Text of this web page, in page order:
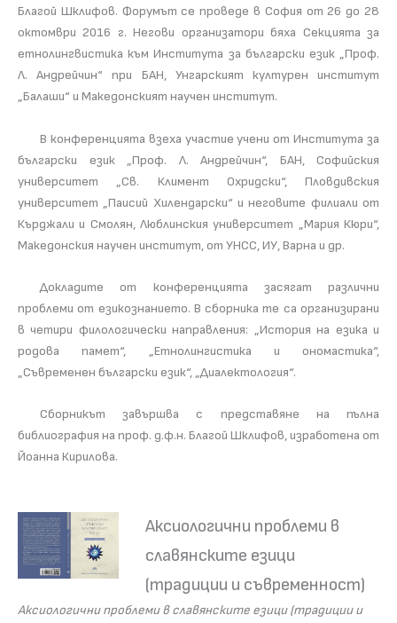
Благой Шклифов. Форумът се проведe в София от 26 до 28
октомври 2016 г. Негови организатори бяха Секцията за
етнолингвистика към Института за български език „Проф.
Л. Андрейчин“ при БАН, Унгарският културен институт
„Балаши“ и Македонският научен институт.
В конференцията взеха участие учени от Института за
български език „Проф. Л. Андрейчин“, БАН, Софийския
университет „Св. Климент Охридски“, Пловдивския
университет „Паисий Хилендарски“ и неговите филиали от
Кърджали и Смолян, Люблинския университет „Мария Кюри“,
Македонския научен институт, от УНСС, ИУ, Варна и др.
Докладите от конференцията засягат различни
проблеми от езикознанието. В сборника те са организирани
в четири филологически направления: „История на езика и
родова памет“, „Етнолингистика и ономастика“,
„Съвременен български език“, „Диалектология“.
Сборникът завършва с представяне на пълна
библиография на проф. д.ф.н. Благой Шклифов, изработена от
Йоанна Кирилова.
Аксиологични проблеми в
славянските езици
(традиции и съвременност)
Аксиологични проблеми в славянските езици (традиции и